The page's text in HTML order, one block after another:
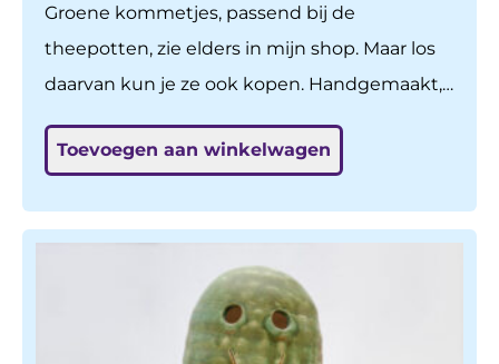
Groene kommetjes, passend bij de
theepotten, zie elders in mijn shop. Maar los
daarvan kun je ze ook kopen. Handgemaakt,
geglazuurd op 1140 graden. Naturel glanzend
Toevoegen aan winkelwagen